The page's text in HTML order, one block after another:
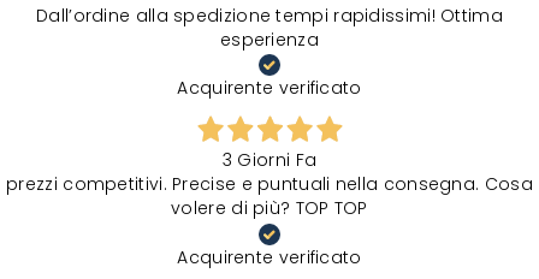
Dall’ordine alla spedizione tempi rapidissimi! Ottima
esperienza
Acquirente verificato
3 Giorni Fa
prezzi competitivi. Precise e puntuali nella consegna. Cosa
volere di più? TOP TOP
Acquirente verificato